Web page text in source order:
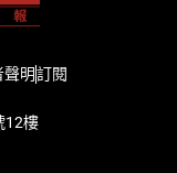
聲明訂閱
12樓